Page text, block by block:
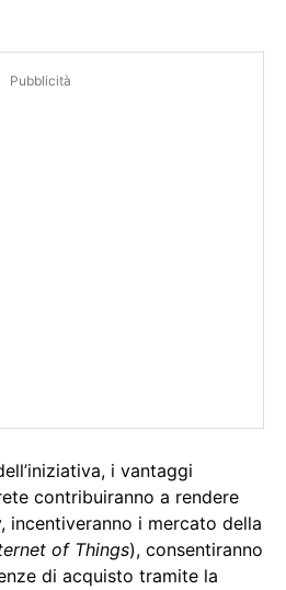
Pubblicità
i vantaggi
contribuiranno a rendere
incentiveranno i mercato della
of Things), consentiranno
di acquisto tramite la